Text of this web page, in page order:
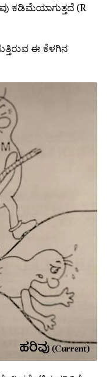
ಕಡಿಮೆಯಾಗುತ್ತದೆ (R
ಈ ಕೆಳಗಿನ